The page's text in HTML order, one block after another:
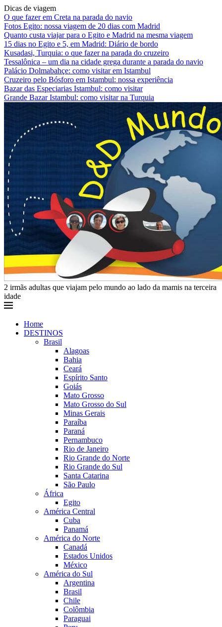
Dicas de viagem
O que fazer em Creta na parada do navio
Fotos Egito: nossa viagem de 20 dias com Madrid
Quanto custa viajar para o Egito e Madrid na mesma viagem
15 dias no Egito e 5, em Madrid: Diário de bordo
Kusadasi, Turquia: o que fazer na parada do cruzeiro
Tessalônica – um dia na cidade grega durante a parada do navio
Palácio Dolmabahçe: como visitar em Istambul
Cruzeiro pelo Bósforo em Istambul: nossa experiência
Bazar das Especiarias Istambul: como visitar
Grande Bazar Istambul: como visitar na Turquia
2 irmãs adultas que viajam pelo mundo ao lado da mamis na terceira
idade
Home
DESTINOS
Brasil
Alagoas
Bahia
Ceará
Espírito Santo
Goiás
Mato Grosso
Mato Grosso do Sul
Minas Gerais
Paraíba
Paraná
Pernambuco
Rio de Janeiro
Rio Grande do Norte
Rio Grande do Sul
Santa Catarina
São Paulo
África
Egito
América Central
Cuba
Panamá
América do Norte
Canadá
Estados Unidos
México
América do Sul
Argentina
Brasil
Chile
Colômbia
Paraguai